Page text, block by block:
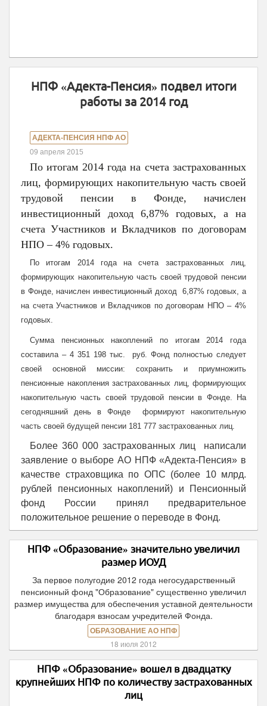
НПФ «Адекта-Пенсия» подвел итоги
работы за 2014 год
АДЕКТА-ПЕНСИЯ НПФ АО
09 апреля 2015
По итогам 2014 года на счета застрахованных
лиц, формирующих накопительную часть своей
трудовой пенсии в Фонде, начислен
инвестиционный доход 6,87% годовых, а на
счета Участников и Вкладчиков по договорам
НПО – 4% годовых.
По итогам 2014 года на счета застрахованных лиц,
формирующих накопительную часть своей трудовой пенсии
в Фонде, начислен инвестиционный доход 6,87% годовых, а
на счета Участников и Вкладчиков по договорам НПО – 4%
годовых.
Сумма пенсионных накоплений по итогам 2014 года
составила – 4 351 198 тыс. руб. Фонд полностью следует
своей основной миссии: сохранить и приумножить
пенсионные накопления застрахованных лиц, формирующих
накопительную часть своей трудовой пенсии в Фонде. На
сегодняшний день в Фонде формируют накопительную
часть своей будущей пенсии 181 777 застрахованных лиц.
Более 360 000 застрахованных лиц написали
заявление о выборе АО НПФ «Адекта-Пенсия» в
качестве страховщика по ОПС (более 10 млрд.
рублей пенсионных накоплений) и Пенсионный
фонд России принял предварительное
положительное решение о переводе в Фонд.
НПФ «Образование» значительно увеличил
размер ИОУД
За первое полугодие 2012 года негосударственный
пенсионный фонд "Образование" существенно увеличил
размер имущества для обеспечения уставной деятельности
благодаря взносам учредителей Фонда.
ОБРАЗОВАНИЕ АО НПФ
18 июля 2012
НПФ «Образование» вошел в двадцатку
крупнейших НПФ по количеству застрахованных
лиц